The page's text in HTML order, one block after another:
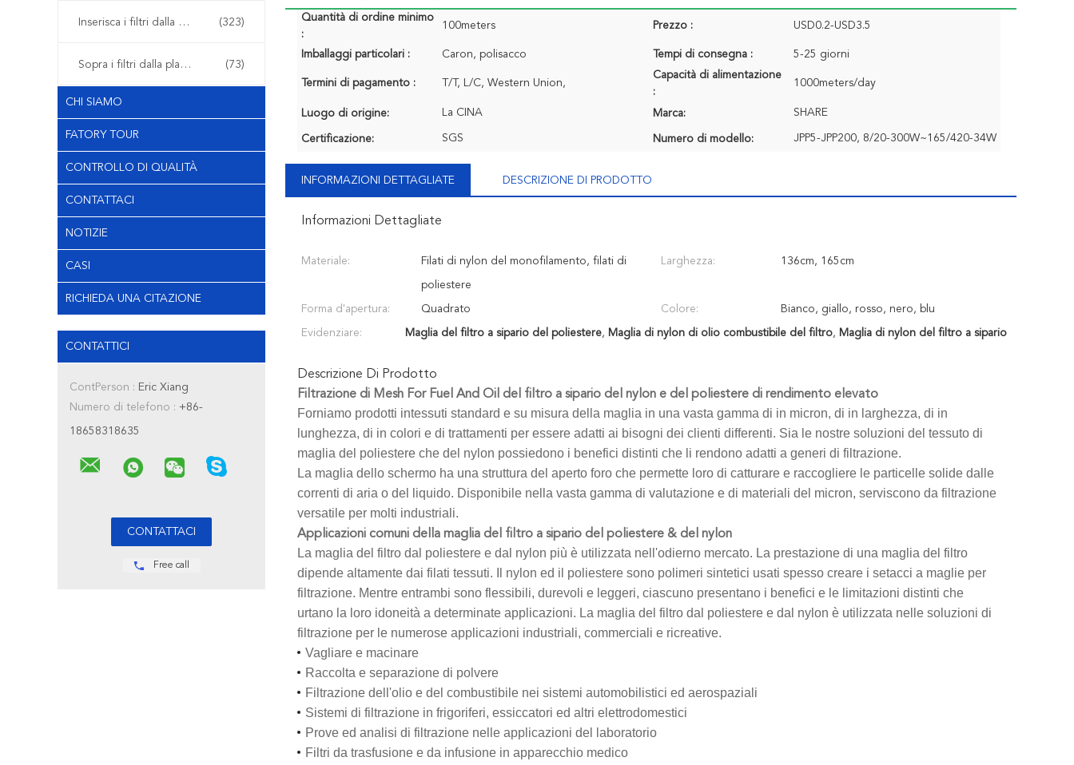
Inserisca i filtri dalla plastica del modanatura (323)
Sopra i filtri dalla plastica del modanatura (73)
CHI SIAMO
FATORY TOUR
CONTROLLO DI QUALITÀ
CONTATTACI
NOTIZIE
CASI
RICHIEDA UNA CITAZIONE
CONTATTICI
ContPerson : Eric Xiang
Numero di telefono : +86-
18658318635
Free call
Quantità di ordine minimo
:
100meters Prezzo : USD0.2-USD3.5
Imballaggi particolari : Caron, polisacco Tempi di consegna : 5-25 giorni
Termini di pagamento : T/T, L/C, Western Union,
Capacità di alimentazione
:
1000meters/day
Luogo di origine: La CINA Marca: SHARE
Certificazione: SGS Numero di modello: JPP5-JPP200, 8/20-300W~165/420-34W
INFORMAZIONI DETTAGLIATE DESCRIZIONE DI PRODOTTO
Informazioni Dettagliate
Materiale: Filati di nylon del monofilamento, filati di
poliestere
Larghezza: 136cm, 165cm
Forma d'apertura: Quadrato Colore: Bianco, giallo, rosso, nero, blu
Evidenziare: Maglia del filtro a sipario del poliestere, Maglia di nylon di olio combustibile del filtro, Maglia di nylon del filtro a sipario
Descrizione Di Prodotto
Filtrazione di Mesh For Fuel And Oil del filtro a sipario del nylon e del poliestere di rendimento elevato
Forniamo prodotti intessuti standard e su misura della maglia in una vasta gamma di in micron, di in larghezza, di in
lunghezza, di in colori e di trattamenti per essere adatti ai bisogni dei clienti differenti. Sia le nostre soluzioni del tessuto di
maglia del poliestere che del nylon possiedono i benefici distinti che li rendono adatti a generi di filtrazione.
La maglia dello schermo ha una struttura del aperto foro che permette loro di catturare e raccogliere le particelle solide dalle
correnti di aria o del liquido. Disponibile nella vasta gamma di valutazione e di materiali del micron, serviscono da filtrazione
versatile per molti industriali.
Applicazioni comuni della maglia del filtro a sipario del poliestere & del nylon
La maglia del filtro dal poliestere e dal nylon più è utilizzata nell'odierno mercato. La prestazione di una maglia del filtro
dipende altamente dai filati tessuti. Il nylon ed il poliestere sono polimeri sintetici usati spesso creare i setacci a maglie per
filtrazione. Mentre entrambi sono flessibili, durevoli e leggeri, ciascuno presentano i benefici e le limitazioni distinti che
urtano la loro idoneità a determinate applicazioni. La maglia del filtro dal poliestere e dal nylon è utilizzata nelle soluzioni di
filtrazione per le numerose applicazioni industriali, commerciali e ricreative.
Vagliare e macinare
Raccolta e separazione di polvere
Filtrazione dell'olio e del combustibile nei sistemi automobilistici ed aerospaziali
Sistemi di filtrazione in frigoriferi, essiccatori ed altri elettrodomestici
Prove ed analisi di filtrazione nelle applicazioni del laboratorio
Filtri da trasfusione e da infusione in apparecchio medico